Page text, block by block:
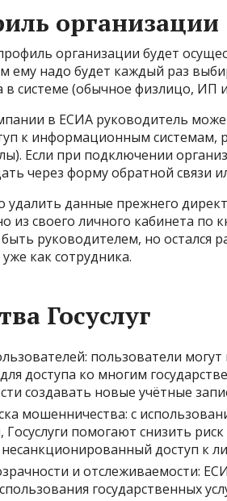
организации
организации будет
ему надо будет каждый раз
в системе (обычное физлицо, ИП
в ЕСИА руководитель
к информационным системам,
Если при подключении
через форму обратной связи
удалить данные прежнего
из своего личного кабинета по
быть руководителем, но остался
как сотрудника.
Госуслуг
пользователи
для доступа ко многим
создавать новые учётные
мошенничества: с
помогают снизить
доступ к
и отслеживаемости:
государственных